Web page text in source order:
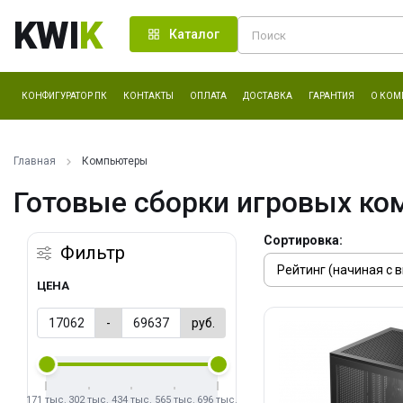
KWIK Каталог
КОНФИГУРАТОР ПК КОНТАКТЫ ОПЛАТА ДОСТАВКА ГАРАНТИЯ О
Главная Компьютеры
Готовые сборки игровых
Фильтр
ЦЕНА
- руб.
171 тыс. 302 тыс. 434 тыс. 565 тыс. 696 тыс.
Сортировка: